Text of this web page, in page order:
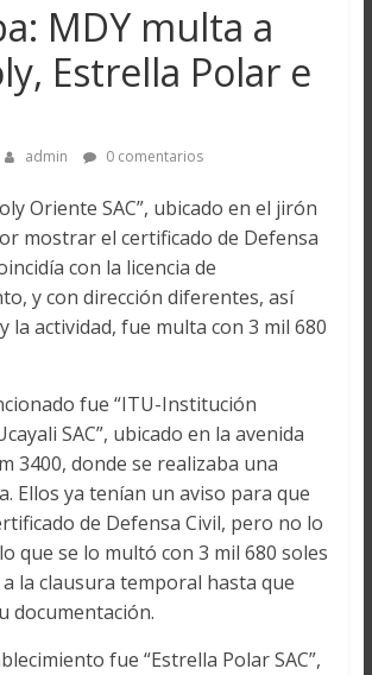
MDY multa a
Estrella Polar e
admin 0 comentarios
Oriente SAC”, ubicado en el jirón
mostrar el certificado de Defensa
con la licencia de
y con dirección diferentes, así
la actividad, fue multa con 3 mil 680
fue “ITU-Institución
SAC”, ubicado en la avenida
3400, donde se realizaba una
Ellos ya tenían un aviso para que
de Defensa Civil, pero no lo
que se lo multó con 3 mil 680 soles
la clausura temporal hasta que
documentación.
fue “Estrella Polar SAC”,